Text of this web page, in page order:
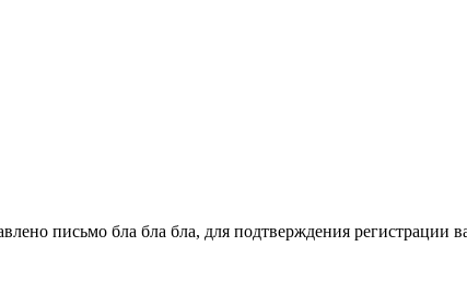
письмо бла бла бла, для подтверждения регистрации